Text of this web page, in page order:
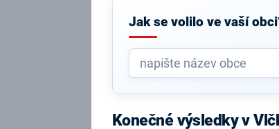
Jak se volilo ve vaší
Konečné výsledky v